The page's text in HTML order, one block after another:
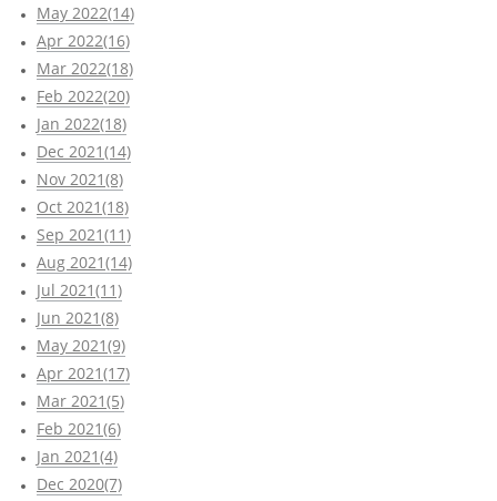
May 2022(14)
Apr 2022(16)
Mar 2022(18)
Feb 2022(20)
Jan 2022(18)
Dec 2021(14)
Nov 2021(8)
Oct 2021(18)
Sep 2021(11)
Aug 2021(14)
Jul 2021(11)
Jun 2021(8)
May 2021(9)
Apr 2021(17)
Mar 2021(5)
Feb 2021(6)
Jan 2021(4)
Dec 2020(7)